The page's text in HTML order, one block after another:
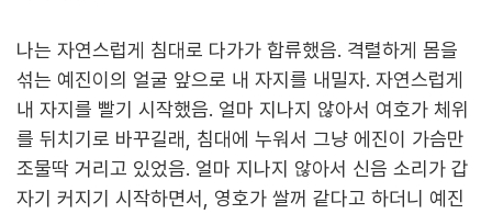
나는 자연스럽게 침대로 다가가 합류했음. 격렬하게 몸을
섞는 예진이의 얼굴 앞으로 내 자지를 내밀자. 자연스럽게
내 자지를 빨기 시작했음. 얼마 지나지 않아서 여호가 체위
를 뒤치기로 바꾸길래, 침대에 누워서 그냥 에진이 가슴만
조물딱 거리고 있었음. 얼마 지나지 않아서 신음 소리가 갑
자기 커지기 시작하면서, 영호가 쌀꺼 같다고 하더니 예진